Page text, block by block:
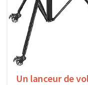
Un lanceur de